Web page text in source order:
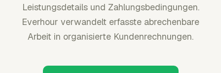
Leistungsdetails und Zahlungsbedingungen.
Everhour verwandelt erfasste abrechenbare
Arbeit in organisierte Kundenrechnungen.